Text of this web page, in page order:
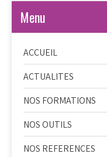
Menu
ACCUEIL
ACTUALITES
NOS FORMATIONS
NOS OUTILS
NOS REFERENCES